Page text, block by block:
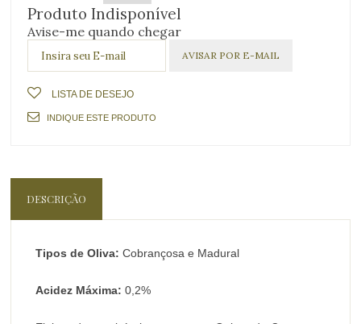
Produto Indisponível
Avise-me quando chegar
LISTA DE DESEJO
INDIQUE ESTE PRODUTO
DESCRIÇÃO
Tipos de Oliva: Cobrançosa e Madural
Acidez Máxima: 0,2%